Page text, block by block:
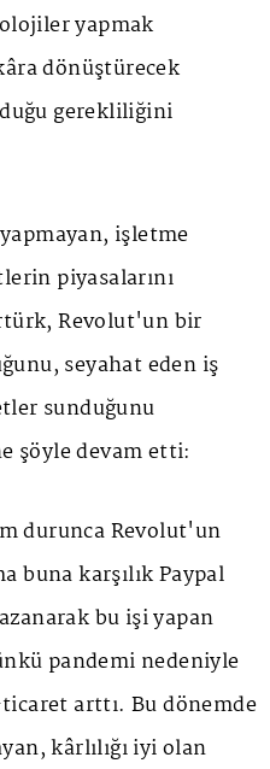
yapmak
dönüştürecek
gerekliliğini
işletme
piyasalarını
Revolut'un bir
seyahat eden iş
sunduğunu
şöyle devam etti:
durunca Revolut'un
buna karşılık Paypal
bu işi yapan
pandemi nedeniyle
arttı. Bu dönemde
kârlılığı iyi olan